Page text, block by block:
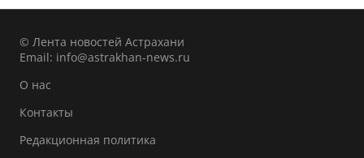
© Лента новостей Астрахани
Email: info@astrakhan-news.ru
О нас
Контакты
Редакционная политика